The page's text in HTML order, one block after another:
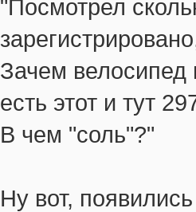
"Посмотрел
Зачем велосипед
есть этот и тут
В чем "соль"?"
Ну вот,